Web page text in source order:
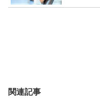
関連記事